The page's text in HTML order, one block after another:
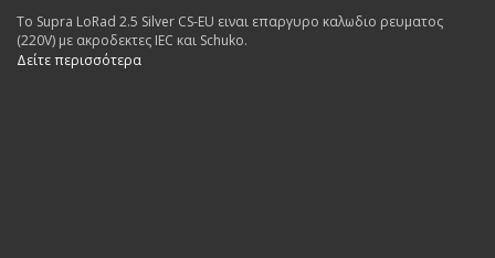
Το Supra LoRad 2.5 Silver CS-EU ειναι επαργυρο καλωδιο ρευματος
(220V) με ακροδεκτες IEC και Schuko.
Δείτε περισσότερα